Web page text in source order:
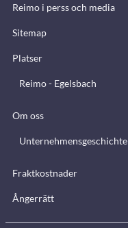
Reimo i perss och media
Sitemap
Platser
Reimo - Egelsbach
Om oss
Unternehmensgeschichte
Fraktkostnader
Ångerrätt